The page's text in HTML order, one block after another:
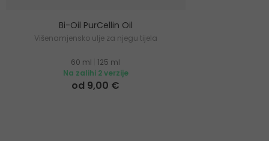
Bi-Oil PurCellin Oil
Višenamjensko ulje za njegu tijela
60 ml
125 ml
Na zalihi 2 verzije
od 9,00 €